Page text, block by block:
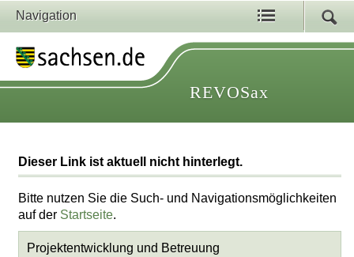
Navigation
REVOSax
Dieser Link ist aktuell nicht hinterlegt.
Bitte nutzen Sie die Such- und Navigationsmöglichkeiten
auf der Startseite.
Projektentwicklung und Betreuung